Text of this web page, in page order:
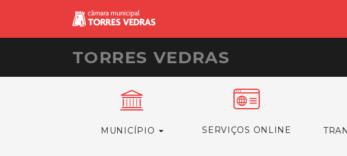
TORRES VEDRAS
MUNICÍPIO SERVIÇOS ONLINE